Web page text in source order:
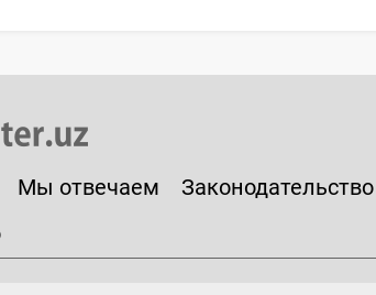
Мы отвечаем Законодательство